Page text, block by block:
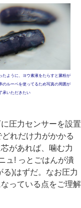
たように、ヨウ素液をたらすと澱粉が
のルーペを使ってるため写真の周囲が
承いただきたい
圧力センサーを設置
れだけ力がかかる
があれば、噛む力
ュ! っとごはんが潰
)はずだ。なお圧力
っている点をご理解